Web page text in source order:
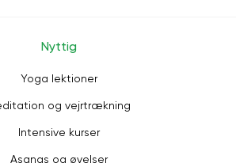
Nyttig
Yoga lektioner
og vejrtrækning
Intensive kurser
Asanas og øvelser